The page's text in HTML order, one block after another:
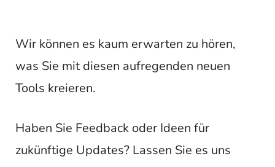
Wir können es kaum erwarten zu hören,
was Sie mit diesen aufregenden neuen
Tools kreieren.
Haben Sie Feedback oder Ideen für
zukünftige Updates? Lassen Sie es uns